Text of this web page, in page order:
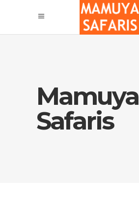
Mamuya
Safaris